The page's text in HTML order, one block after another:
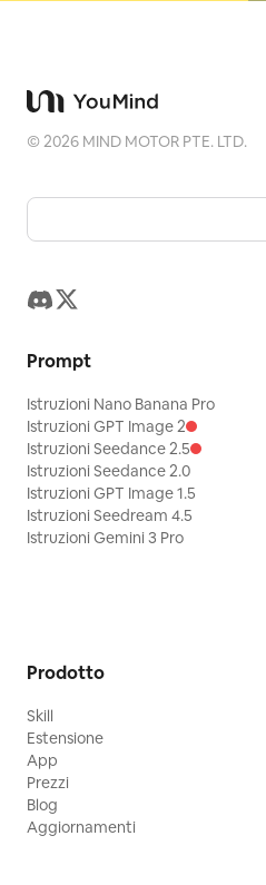
©2026 MIND MOTOR PTE. LTD.
Prompt
Istruzioni Nano Banana Pro
Istruzioni GPT Image 2
Istruzioni Seedance 2.5
Istruzioni Seedance 2.0
Istruzioni GPT Image 1.5
Istruzioni Seedream 4.5
Istruzioni Gemini 3 Pro
Prodotto
Skill
Estensione
App
Prezzi
Blog
Aggiornamenti